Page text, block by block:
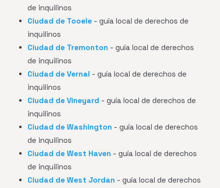
de inquilinos
Ciudad de Tooele - guía local de derechos de
inquilinos
Ciudad de Tremonton - guía local de derechos
de inquilinos
Ciudad de Vernal - guía local de derechos de
inquilinos
Ciudad de Vineyard - guía local de derechos de
inquilinos
Ciudad de Washington - guía local de derechos
de inquilinos
Ciudad de West Haven - guía local de derechos
de inquilinos
Ciudad de West Jordan - guía local de derechos